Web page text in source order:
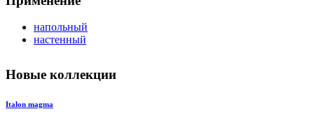
напольный
настенный
Новые коллекции
Italon magma